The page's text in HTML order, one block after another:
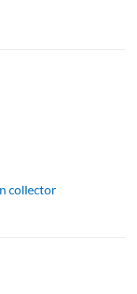
collector